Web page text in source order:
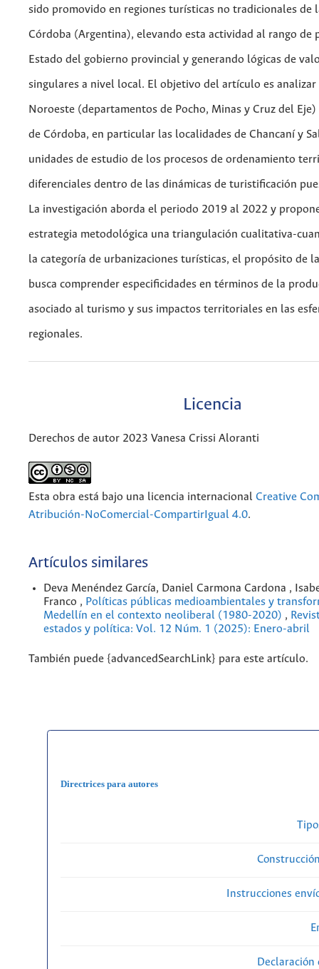
sido promovido en regiones turísticas no tradicionales de
Córdoba (Argentina), elevan­do esta actividad al rango de
Estado del gobierno provincial y generando lógicas de
singulares a nivel local. El objetivo del artículo es analizar
Noroeste (departamentos de Pocho, Minas y Cruz del
de Córdoba, en particular las localidades de Chancaní y
unidades de estudio de los procesos de ordenamiento
diferenciales dentro de las dinámicas de turistificación
La investigación aborda el periodo 2019 al 2022 y
estrategia metodológica una triangulación cualitativa-
la categoría de urbanizaciones turísticas, el propósito de
busca comprender especificidades en términos de la
asociado al turismo y sus impactos territoriales en las
regionales.
Licencia
Derechos de autor 2023 Vanesa Crissi Aloranti
Esta obra está bajo una licencia internacional Creative
Atribución-NoComercial-CompartirIgual 4.0.
Artículos similares
Deva Menéndez García, Daniel Carmona Cardona ,
Franco , Políticas públicas medioambientales y
Medellín en el contexto neoliberal (1980-2020) ,
estados y política: Vol. 12 Núm. 1 (2025): Enero-abril
También puede {advancedSearchLink} para este artículo.
Directrices para autores
Instrucciones